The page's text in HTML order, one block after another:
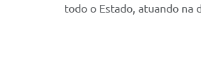
todo o Estado, atuando na